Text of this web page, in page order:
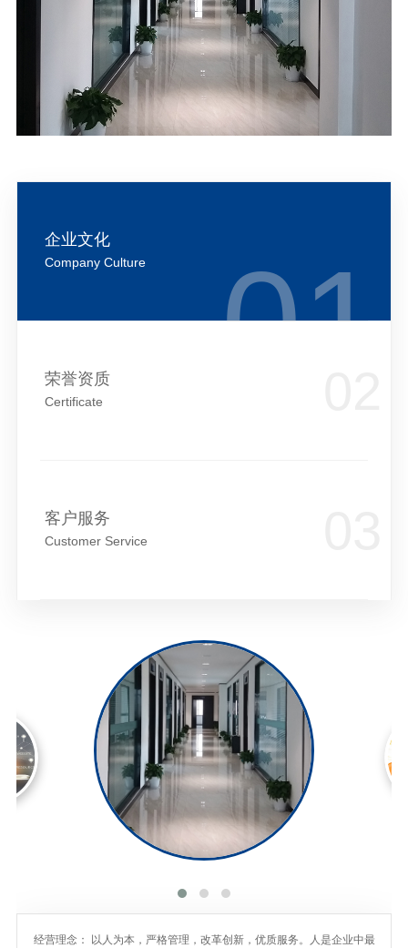
企业文化
Company Culture
荣誉资质
Certificate
客户服务
Customer Service
经营理念： 以人为本，严格管理，改革创新，优质服务。人是企业中最